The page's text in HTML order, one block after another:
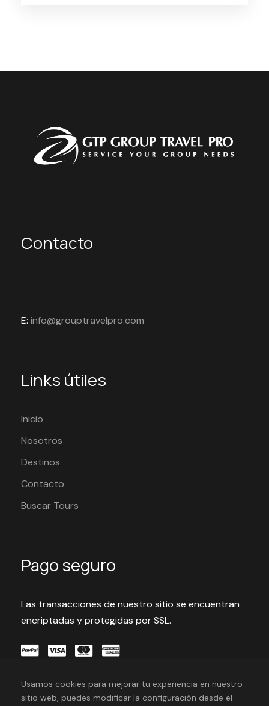
Contacto
E: info@grouptravelpro.com
Links útiles
Inicio
Nosotros
Destinos
Contacto
Buscar Tours
Pago seguro
Las transacciones de nuestro sitio se encuentran
encriptadas y protegidas por SSL.
Usamos cookies para mejorar tu experiencia en nuestro
sitio web, puedes modificar la configuración desde el